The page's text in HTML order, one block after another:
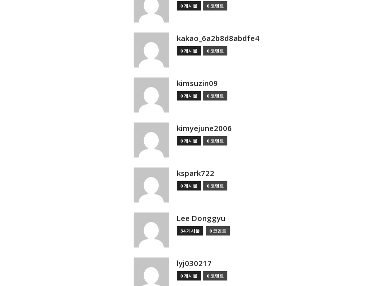
0 게시물 0 코멘트
kakao_6a2b8d8abdfe4
0 게시물 0 코멘트
kimsuzin09
0 게시물 0 코멘트
kimyejune2006
0 게시물 0 코멘트
kspark722
0 게시물 0 코멘트
Lee Donggyu
34 게시물 0 코멘트
lyj030217
0 게시물 0 코멘트